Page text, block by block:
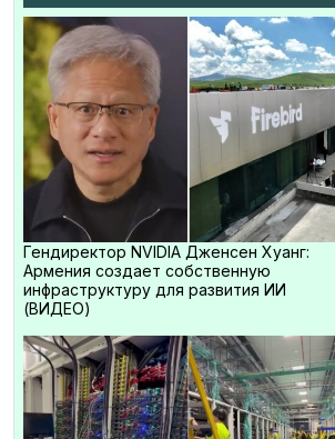
Гендиректор NVIDIA Дженсен Хуанг:
Армения создает собственную
инфраструктуру для развития ИИ
(ВИДЕО)